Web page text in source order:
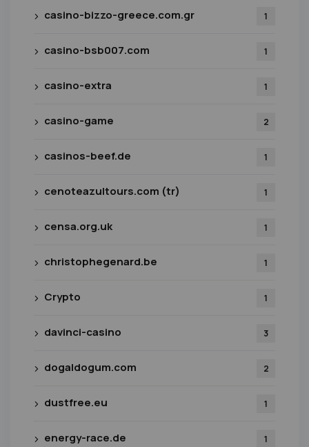
casino-bizzo-greece.com.gr 1
casino-bsb007.com 1
casino-extra 1
casino-game 2
casinos-beef.de 1
cenoteazultours.com (tr) 1
censa.org.uk 1
christophegenard.be 1
Crypto 1
davinci-casino 3
dogaldogum.com 2
dustfree.eu 1
energy-race.de 1